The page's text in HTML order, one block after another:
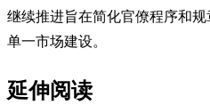
继续推进旨在简化官僚程序和
单一市场建设。
延伸阅读